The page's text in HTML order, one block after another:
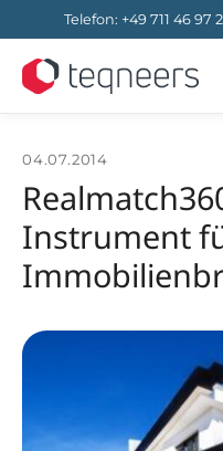
Telefon: +49 711 46 97
04.07.2014
Instrument